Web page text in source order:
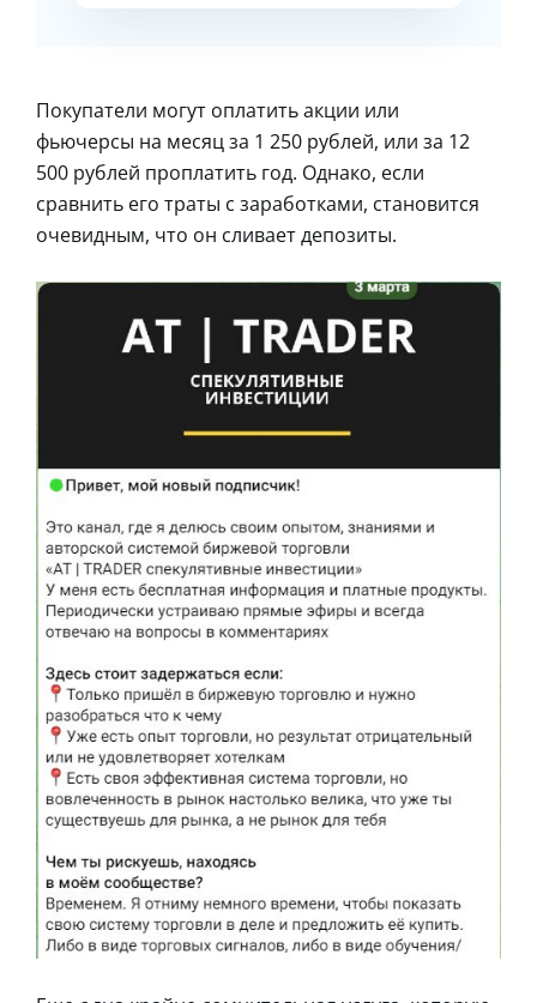
Покупатели могут оплатить акции или
фьючерсы на месяц за 1 250 рублей, или за 12
500 рублей проплатить год. Однако, если
сравнить его траты с заработками, становится
очевидным, что он сливает депозиты.